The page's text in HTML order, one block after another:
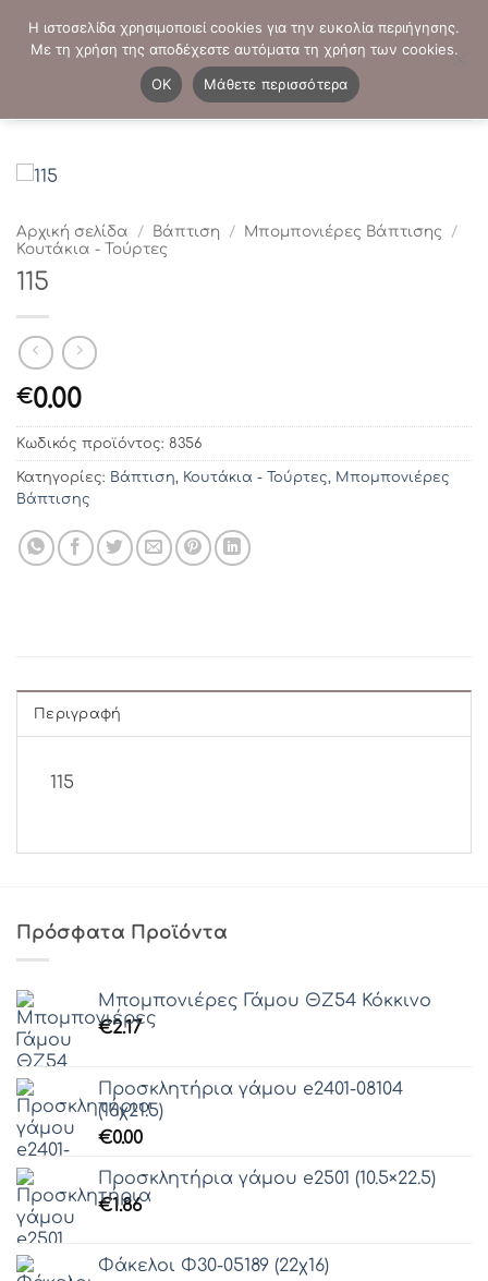
στο
ΤΗΛΕΦΩΝΙΚΕΣ ΠΑΡΑΓΓΕΛΙΕΣ: - 2103821941
Αρχική σελίδα / Βάπτιση / Μπομπονιέρες Βάπτισης
/
Κουτάκια - Τούρτες
115
€0.00
Κωδικός προϊόντος: 8356
Κατηγορίες: Βάπτιση, Κουτάκια - Τούρτες, Μπομπονιέρες
Βάπτισης
Περιγραφή
115
Πρόσφατα Προϊόντα
Μπομπονιέρες Γάμου ΘZ54 Κόκκινο
€2.17
Προσκλητήρια γάμου e2401-08104
(16χ21.5)
€0.00
Προσκλητήρια γάμου e2501 (10.5×22.5)
€1.86
Φάκελοι Φ30-05189 (22χ16)
Η ιστοσελίδα χρησιμοποιεί cookies για την ευκολία περιήγησης.
Με τη χρήση της αποδέχεστε αυτόματα τη χρήση των cookies.
OK
Μάθετε περισσότερα